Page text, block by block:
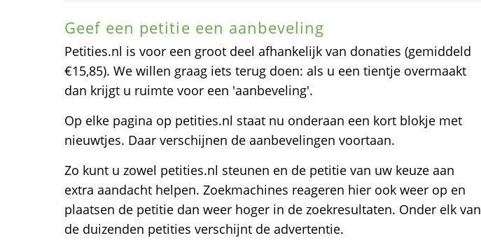
Geef een petitie een aanbeveling
Petities.nl is voor een groot deel afhankelijk van donaties (gemiddeld
€15,85). We willen graag iets terug doen: als u een tientje overmaakt
dan krijgt u ruimte voor een 'aanbeveling'.
Op elke pagina op petities.nl staat nu onderaan een kort blokje met
nieuwtjes. Daar verschijnen de aanbevelingen voortaan.
Zo kunt u zowel petities.nl steunen en de petitie van uw keuze aan
extra aandacht helpen. Zoekmachines reageren hier ook weer op en
plaatsen de petitie dan weer hoger in de zoekresultaten. Onder elk van
de duizenden petities verschijnt de advertentie.